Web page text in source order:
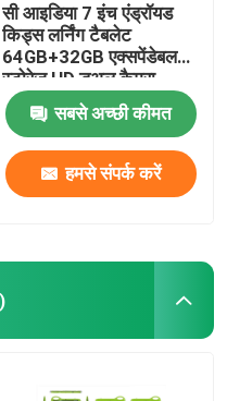
सी आइडिया 7 इंच एंड्रॉयड
किड्स लर्निंग टैबलेट
64GB+32GB एक्सपेंडेबल
स्टोरेज HD डुअल कैमरा
2MP+2MP CM80 पीला
सबसे अच्छी कीमत
हमसे संपर्क करें